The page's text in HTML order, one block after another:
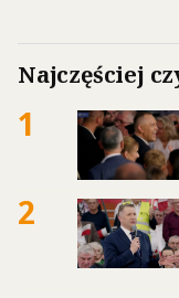
Najczęściej
1
2